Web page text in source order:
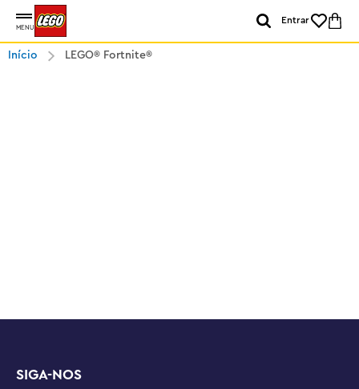
MENU
Entrar
Início LEGO® Fortnite®
SIGA-NOS